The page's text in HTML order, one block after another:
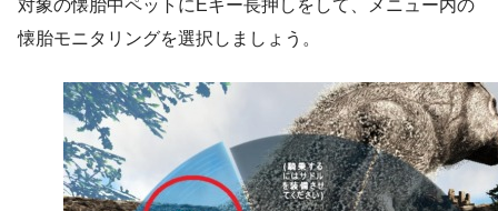
対象の懐胎中ペットにEキー長押しをして、メニュー内の
懐胎モニタリングを選択しましょう。